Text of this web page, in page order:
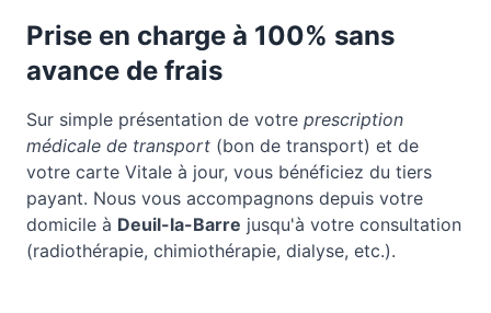
Prise en charge à 100% sans
avance de frais
Sur simple présentation de votre prescription
médicale de transport (bon de transport) et de
votre carte Vitale à jour, vous bénéficiez du tiers
payant. Nous vous accompagnons depuis votre
domicile à Deuil-la-Barre jusqu'à votre consultation
(radiothérapie, chimiothérapie, dialyse, etc.).